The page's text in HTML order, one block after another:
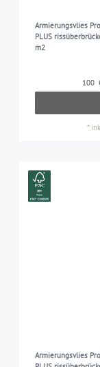
Armierungsvlies
PLUS
m2
100
*
Armierungsvlies